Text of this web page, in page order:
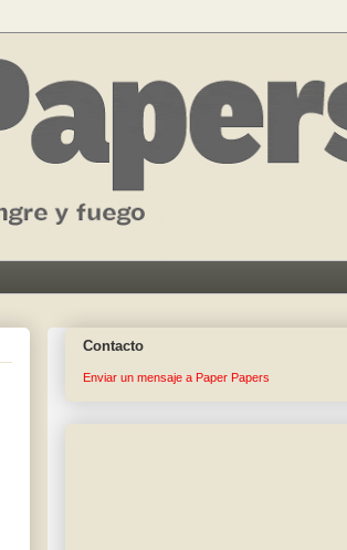
Contacto
Enviar un mensaje a Paper Papers